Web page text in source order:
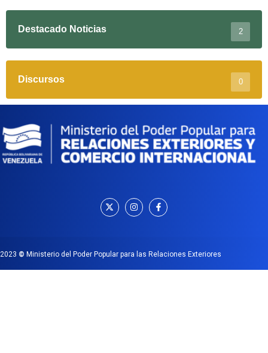
Destacado Noticias 2
Discursos 0
2023 © Ministerio del Poder Popular para las Relaciones Exteriores